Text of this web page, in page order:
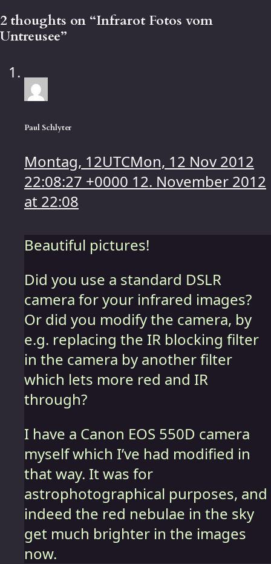
2 thoughts on “Infrarot Fotos vom
Untreusee”
Paul Schlyter
Montag, 12UTCMon, 12 Nov 2012
22:08:27 +0000 12. November 2012
at 22:08
Beautiful pictures!
Did you use a standard DSLR
camera for your infrared images?
Or did you modify the camera, by
e.g. replacing the IR blocking filter
in the camera by another filter
which lets more red and IR
through?
I have a Canon EOS 550D camera
myself which I’ve had modified in
that way. It was for
astrophotographical purposes, and
indeed the red nebulae in the sky
get much brighter in the images
now.